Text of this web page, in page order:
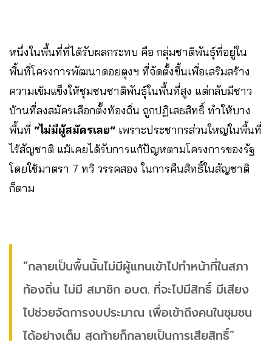
หนึ่งในพื้นที่ที่ได้รับผลกระทบ คือ กลุ่มชาติพันธุ์ที่อยู่ใน
พื้นที่โครงการพัฒนาดอยตุงฯ ที่จัดตั้งขึ้นเพื่อเสริมสร้าง
ความเข้มแข็งให้ชุมชนชาติพันธุ์ในพื้นที่สูง แต่กลับมีชาว
บ้านที่ลงสมัครเลือกตั้งท้องถิ่น ถูกปฏิเสธสิทธิ์ ทำให้บาง
พื้นที่ “ไม่มีผู้สมัครเลย” เพราะประชากรส่วนใหญ่ในพื้นที่
ไร้สัญชาติ แม้เคยได้รับการแก้ปัญหตามโครงการของรัฐ
โดยใช้มาตรา 7 ทวิ วรรคสอง ในการคืนสิทธิ์ในสัญชาติ
ก็ตาม
“กลายเป็นพื้นนั้นไม่มีผู้แทนเข้าไปทำหน้าที่ในสภา
ท้องถิ่น ไม่มี สมาชิก อบต. ที่จะไปมีสิทธิ์ มีเสียง
ไปช่วยจัดการงบประมาณ เพื่อเข้าถึงคนในชุมชน
ได้อย่างเต็ม สุดท้ายก็กลายเป็นการเสียสิทธิ์”